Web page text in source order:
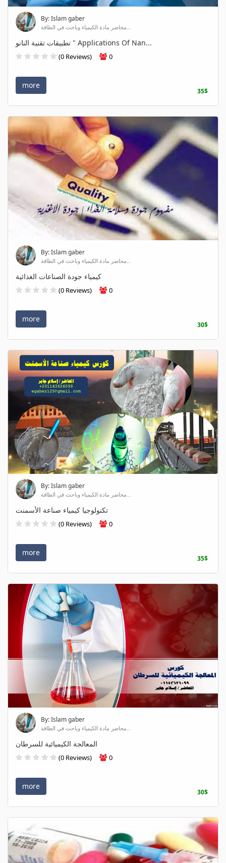
By: Islam gaber
محاضر مادة الكيمياء وباحث في الطاقة...
تطبيقات تقنية النانو " Applications Of Nan...
(0 Reviews) 0
more
35$
By: Islam gaber
محاضر مادة الكيمياء وباحث في الطاقة...
كيمياء جودة الصناعات الغذائية
(0 Reviews) 0
more
30$
By: Islam gaber
محاضر مادة الكيمياء وباحث في الطاقة...
تكنولوجيا كيمياء صناعة الأسمنت
(0 Reviews) 0
more
35$
By: Islam gaber
محاضر مادة الكيمياء وباحث في الطاقة...
المعالجة الكيميائية للسرطان
(0 Reviews) 0
more
30$